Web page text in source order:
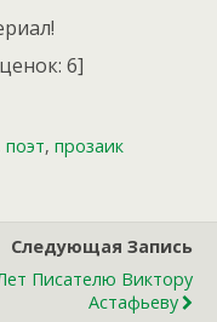
6]
поэт, прозаик
Следующая Запись
Писателю Виктору
Астафьеву